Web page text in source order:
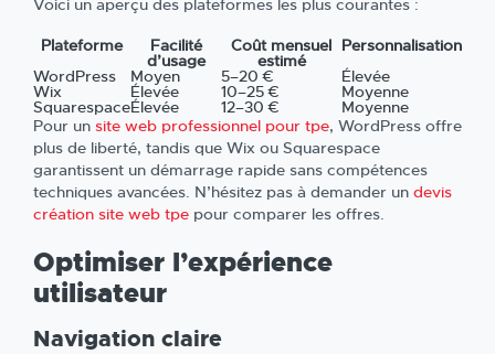
Voici un aperçu des plateformes les plus courantes :
Plateforme Facilité
d’usage
Coût mensuel
estimé
Personnalisation
WordPress
Moyen 5–20 € Élevée
Wix Élevée 10–25 € Moyenne
SquarespaceÉlevée 12–30 €
Moyenne
Pour un site web professionnel pour tpe, WordPress offre
plus de liberté, tandis que Wix ou Squarespace
garantissent un démarrage rapide sans compétences
techniques avancées. N’hésitez pas à demander un devis
création site web tpe pour comparer les offres.
Optimiser l’expérience
utilisateur
Navigation claire